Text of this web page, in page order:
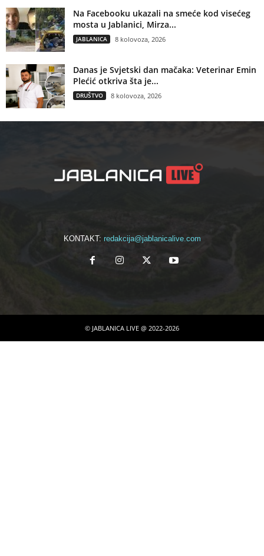
Na Facebooku ukazali na smeće kod visećeg
mosta u Jablanici, Mirza...
JABLANICA 8 kolovoza, 2026
Danas je Svjetski dan mačaka: Veterinar Emin
Plećić otkriva šta je...
DRUŠTVO 8 kolovoza, 2026
KONTAKT: redakcija@jablanicalive.com
© JABLANICA LIVE @ 2022-2026